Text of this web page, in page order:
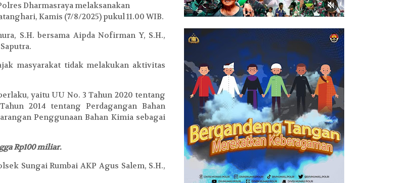
Dharmasraya melaksanakan
Kamis (7/8/2025) pukul 11.00 WIB.
S.H. bersama Aipda Nofirman Y, S.H.,
masyarakat tidak melakukan aktivitas
yaitu UU No. 3 Tahun 2020 tentang
2014 tentang Perdagangan Bahan
Penggunaan Bahan Kimia sebagai
Rp100 miliar.
Sungai Rumbai AKP Agus Salem, S.H.,